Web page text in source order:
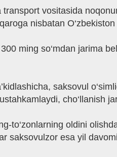
transport vositasida
nisbatan
ming so‘mdan jarima
saksovul
cho‘llanish
to‘zonlarning oldini
saksovulzor esa yil